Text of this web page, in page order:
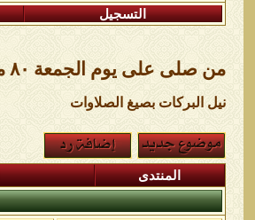
التسجيل
من صلى على يوم الجمعة ٨٠ مرة
نيل البركات بصيغ الصلاوات
المنتدى